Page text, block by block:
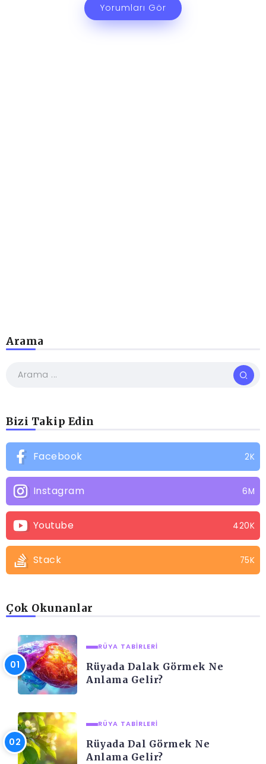
Yorumları Gör
Arama
Bizi Takip Edin
Facebook 2K
Instagram 6M
Youtube 420K
Stack 75K
Çok Okunanlar
RÜYA TABIRLERI
Rüyada Dalak Görmek Ne
Anlama Gelir?
RÜYA TABIRLERI
Rüyada Dal Görmek Ne
Anlama Gelir?